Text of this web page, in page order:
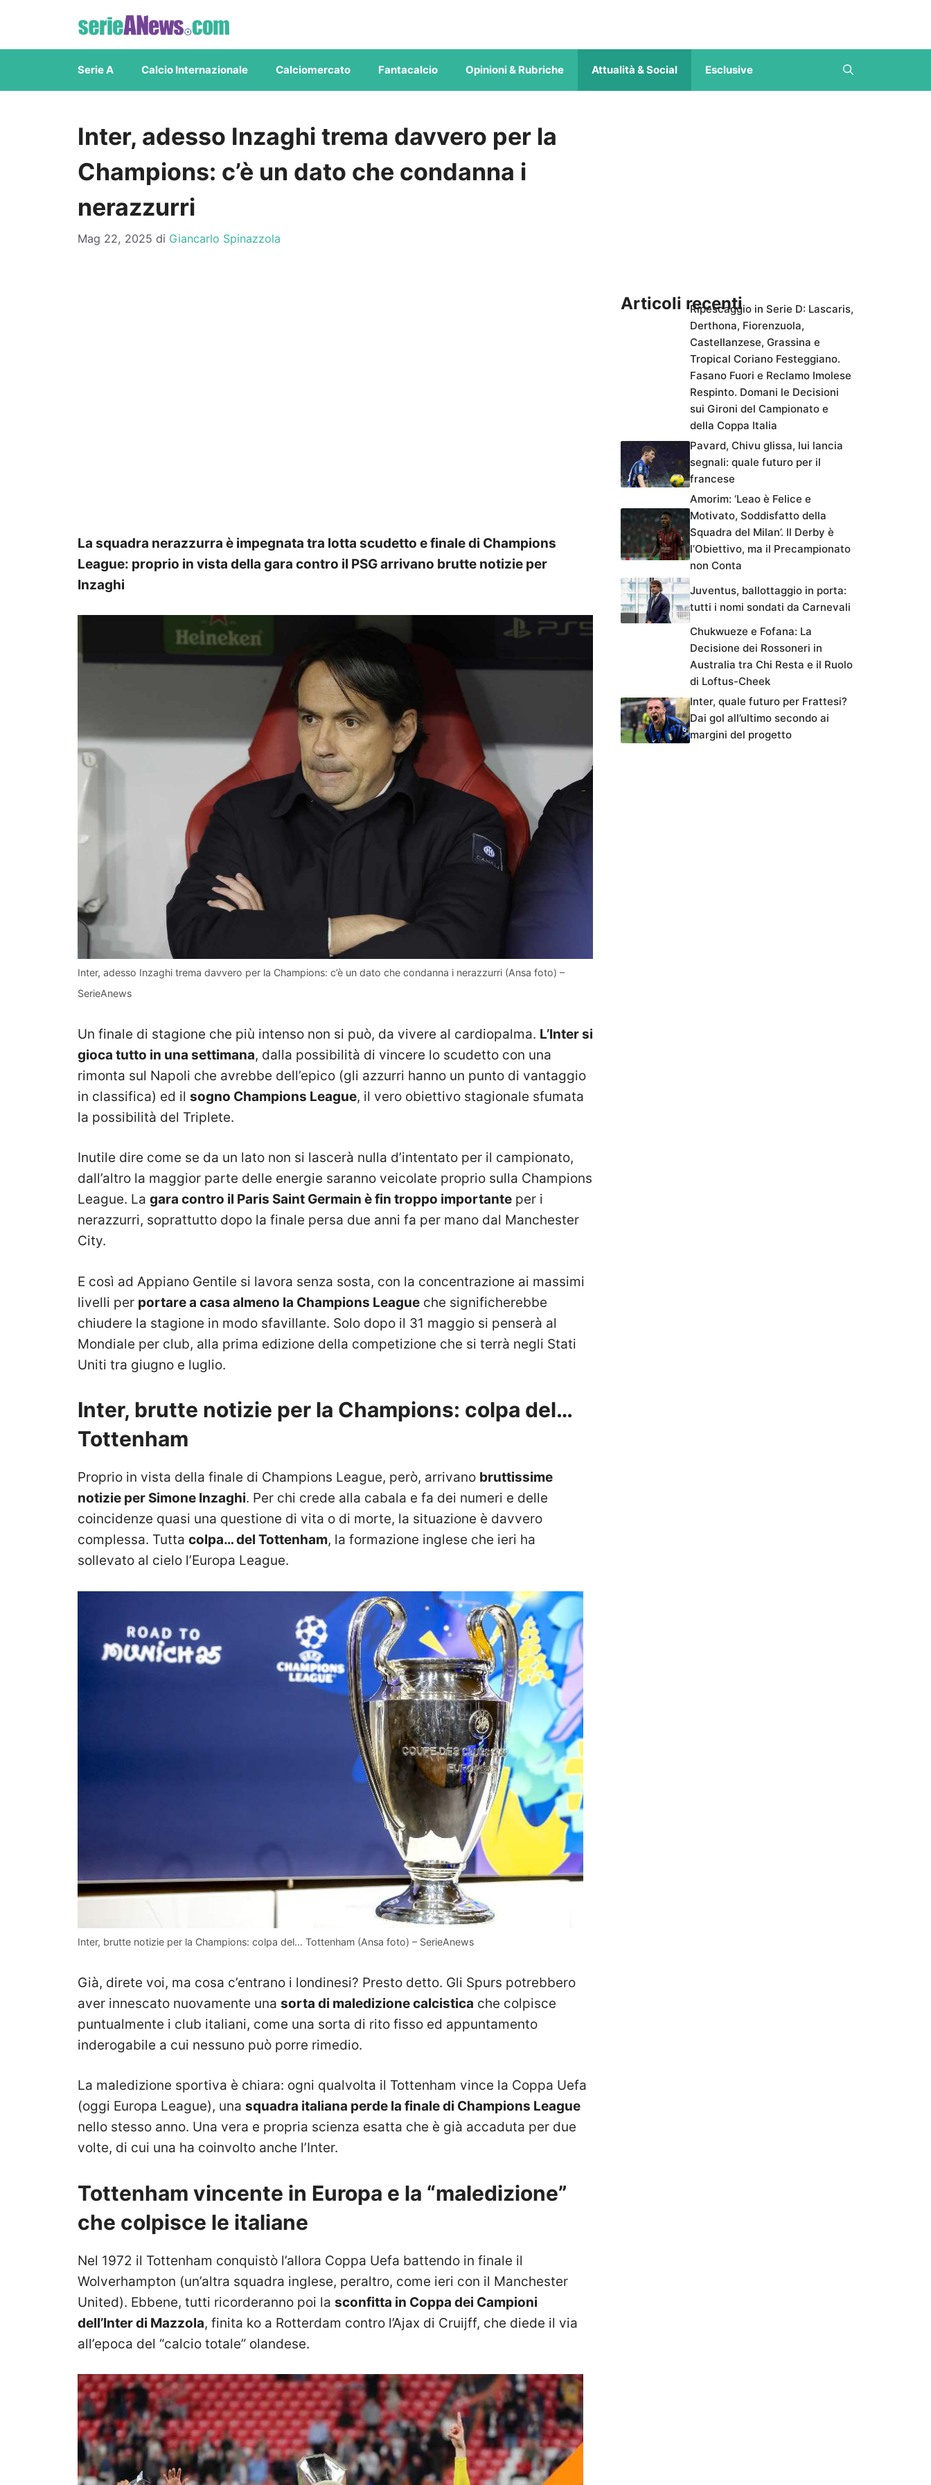
contenuto
Serie A Calcio Internazionale Calciomercato Fantacalcio Opinioni & Rubriche Attualità & Social Esclusive
Inter, adesso Inzaghi trema davvero per la
Champions: c’è un dato che condanna i
nerazzurri
Mag 22, 2025 di Giancarlo Spinazzola
La squadra nerazzurra è impegnata tra lotta scudetto e finale di Champions
League: proprio in vista della gara contro il PSG arrivano brutte notizie per
Inzaghi
Inter, adesso Inzaghi trema davvero per la Champions: c’è un dato che condanna i nerazzurri (Ansa foto) –
SerieAnews
Un finale di stagione che più intenso non si può, da vivere al cardiopalma. L’Inter si
gioca tutto in una settimana, dalla possibilità di vincere lo scudetto con una
rimonta sul Napoli che avrebbe dell’epico (gli azzurri hanno un punto di vantaggio
in classifica) ed il sogno Champions League, il vero obiettivo stagionale sfumata
la possibilità del Triplete.
Inutile dire come se da un lato non si lascerà nulla d’intentato per il campionato,
dall’altro la maggior parte delle energie saranno veicolate proprio sulla Champions
League. La gara contro il Paris Saint Germain è fin troppo importante per i
nerazzurri, soprattutto dopo la finale persa due anni fa per mano dal Manchester
City.
E così ad Appiano Gentile si lavora senza sosta, con la concentrazione ai massimi
livelli per portare a casa almeno la Champions League che significherebbe
chiudere la stagione in modo sfavillante. Solo dopo il 31 maggio si penserà al
Mondiale per club, alla prima edizione della competizione che si terrà negli Stati
Uniti tra giugno e luglio.
Inter, brutte notizie per la Champions: colpa del…
Tottenham
Proprio in vista della finale di Champions League, però, arrivano bruttissime
notizie per Simone Inzaghi. Per chi crede alla cabala e fa dei numeri e delle
coincidenze quasi una questione di vita o di morte, la situazione è davvero
complessa. Tutta colpa… del Tottenham, la formazione inglese che ieri ha
sollevato al cielo l’Europa League.
Inter, brutte notizie per la Champions: colpa del… Tottenham (Ansa foto) – SerieAnews
Già, direte voi, ma cosa c’entrano i londinesi? Presto detto. Gli Spurs potrebbero
aver innescato nuovamente una sorta di maledizione calcistica che colpisce
puntualmente i club italiani, come una sorta di rito fisso ed appuntamento
inderogabile a cui nessuno può porre rimedio.
La maledizione sportiva è chiara: ogni qualvolta il Tottenham vince la Coppa Uefa
(oggi Europa League), una squadra italiana perde la finale di Champions League
nello stesso anno. Una vera e propria scienza esatta che è già accaduta per due
volte, di cui una ha coinvolto anche l’Inter.
Tottenham vincente in Europa e la “maledizione”
che colpisce le italiane
Nel 1972 il Tottenham conquistò l’allora Coppa Uefa battendo in finale il
Wolverhampton (un’altra squadra inglese, peraltro, come ieri con il Manchester
United). Ebbene, tutti ricorderanno poi la sconfitta in Coppa dei Campioni
dell’Inter di Mazzola, finita ko a Rotterdam contro l’Ajax di Cruijff, che diede il via
all’epoca del “calcio totale” olandese.
Articoli recentiRipescaggio in Serie D: Lascaris,
Derthona, Fiorenzuola,
Castellanzese, Grassina e
Tropical Coriano Festeggiano.
Fasano Fuori e Reclamo Imolese
Respinto. Domani le Decisioni
sui Gironi del Campionato e
della Coppa Italia
Pavard, Chivu glissa, lui lancia
segnali: quale futuro per il
francese
Amorim: ‘Leao è Felice e
Motivato, Soddisfatto della
Squadra del Milan’. Il Derby è
l’Obiettivo, ma il Precampionato
non Conta
Juventus, ballottaggio in porta:
tutti i nomi sondati da Carnevali
Chukwueze e Fofana: La
Decisione dei Rossoneri in
Australia tra Chi Resta e il Ruolo
di Loftus-Cheek
Inter, quale futuro per Frattesi?
Dai gol all’ultimo secondo ai
margini del progetto